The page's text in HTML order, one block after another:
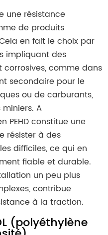
une résistance
de produits
en fait le choix par
impliquant des
comme dans
secondaire pour le
ou de carburants,
A
PEHD constitue une
résister à des
difficiles, ce qui en
fiable et durable.
un peu plus
contribue
à la traction.
(polyéthylène